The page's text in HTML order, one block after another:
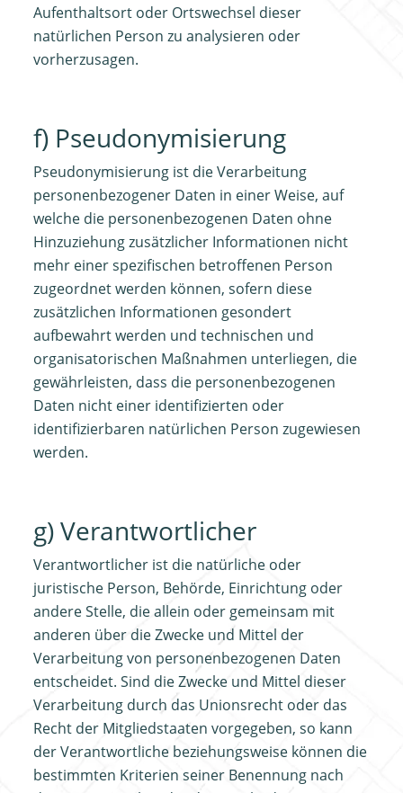
Aufenthaltsort oder Ortswechsel dieser
natürlichen Person zu analysieren oder
vorherzusagen.
f) Pseudonymisierung
Pseudonymisierung ist die Verarbeitung
personenbezogener Daten in einer Weise, auf
welche die personenbezogenen Daten ohne
Hinzuziehung zusätzlicher Informationen nicht
mehr einer spezifischen betroffenen Person
zugeordnet werden können, sofern diese
zusätzlichen Informationen gesondert
aufbewahrt werden und technischen und
organisatorischen Maßnahmen unterliegen, die
gewährleisten, dass die personenbezogenen
Daten nicht einer identifizierten oder
identifizierbaren natürlichen Person zugewiesen
werden.
g) Verantwortlicher
Verantwortlicher ist die natürliche oder
juristische Person, Behörde, Einrichtung oder
andere Stelle, die allein oder gemeinsam mit
anderen über die Zwecke und Mittel der
Verarbeitung von personenbezogenen Daten
entscheidet. Sind die Zwecke und Mittel dieser
Verarbeitung durch das Unionsrecht oder das
Recht der Mitgliedstaaten vorgegeben, so kann
der Verantwortliche beziehungsweise können die
bestimmten Kriterien seiner Benennung nach